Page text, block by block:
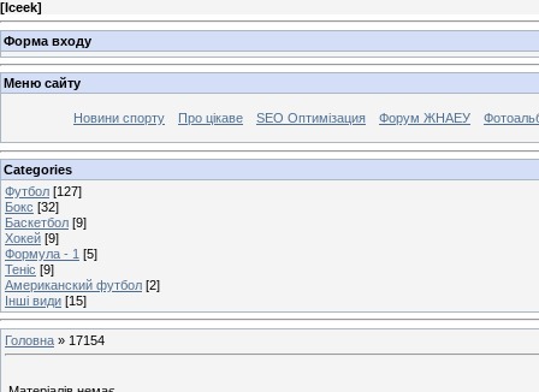
[Iceek]
Форма входу
Меню сайту
Новини спорту Про цікаве SEO Оптимізация Форум ЖНАЕУ
Categories
Футбол [127]
Бокс [32]
Баскетбол [9]
Хокей [9]
Формула - 1 [5]
Теніс [9]
Американский футбол [2]
Інші види [15]
Головна » 17154